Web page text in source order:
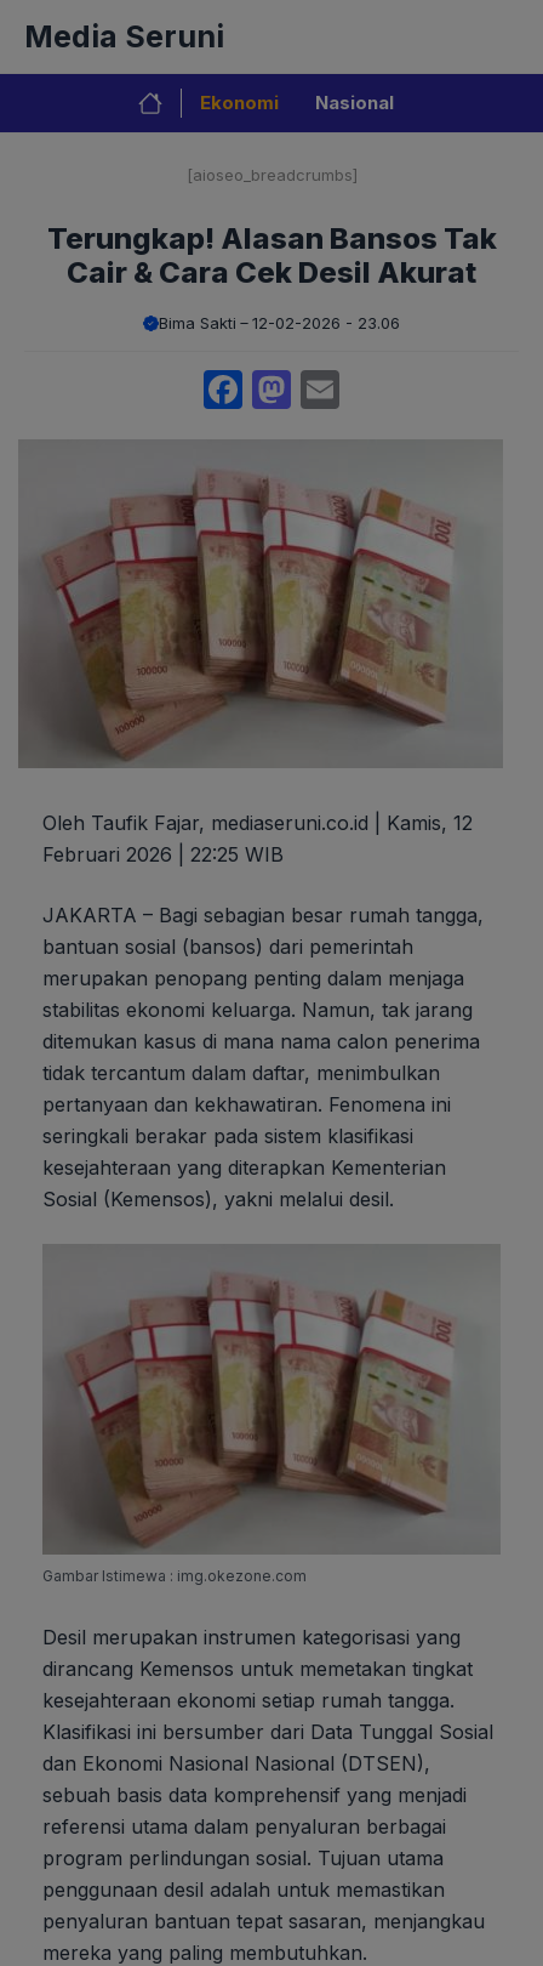
isi
Media Seruni
Ekonomi Nasional
[aioseo_breadcrumbs]
Terungkap! Alasan Bansos Tak
Cair & Cara Cek Desil Akurat
Bima Sakti 12-02-2026 - 23.06
Facebook
Mastodon
Oleh Taufik Fajar, mediaseruni.co.id | Kamis, 12
Februari 2026 | 22:25 WIB
JAKARTA – Bagi sebagian besar rumah tangga,
bantuan sosial (bansos) dari pemerintah
merupakan penopang penting dalam menjaga
stabilitas ekonomi keluarga. Namun, tak jarang
ditemukan kasus di mana nama calon penerima
tidak tercantum dalam daftar, menimbulkan
pertanyaan dan kekhawatiran. Fenomena ini
seringkali berakar pada sistem klasifikasi
kesejahteraan yang diterapkan Kementerian
Sosial (Kemensos), yakni melalui desil.
Gambar Istimewa : img.okezone.com
Desil merupakan instrumen kategorisasi yang
dirancang Kemensos untuk memetakan tingkat
kesejahteraan ekonomi setiap rumah tangga.
Klasifikasi ini bersumber dari Data Tunggal Sosial
dan Ekonomi Nasional Nasional (DTSEN),
sebuah basis data komprehensif yang menjadi
referensi utama dalam penyaluran berbagai
program perlindungan sosial. Tujuan utama
penggunaan desil adalah untuk memastikan
penyaluran bantuan tepat sasaran, menjangkau
mereka yang paling membutuhkan.